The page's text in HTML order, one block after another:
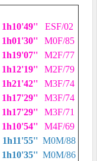
1h10'49''
ESF/02
1h01'30''
M0F/85
1h19'07''
M2F/77
1h12'19''
M2F/79
1h21'42''
M3F/74
1h17'29''
M3F/74
1h17'29''
M3F/71
1h10'54''
M4F/69
1h11'55'' M0M/88
1h10'35'' M0M/86